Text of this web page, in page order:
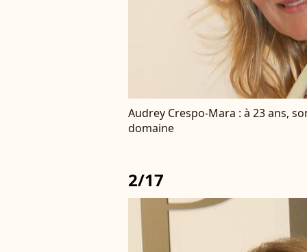
Audrey Crespo-Mara : à 23 ans,
domaine
2/17